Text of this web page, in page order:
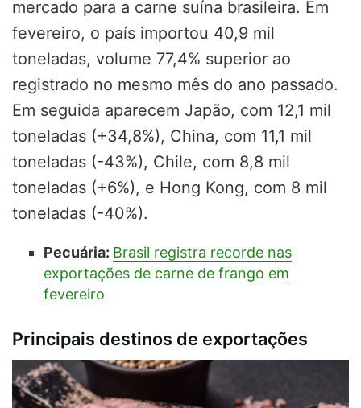
mercado para a carne suína brasileira. Em
fevereiro, o país importou 40,9 mil
toneladas, volume 77,4% superior ao
registrado no mesmo mês do ano passado.
Em seguida aparecem Japão, com 12,1 mil
toneladas (+34,8%), China, com 11,1 mil
toneladas (-43%), Chile, com 8,8 mil
toneladas (+6%), e Hong Kong, com 8 mil
toneladas (-40%).
Pecuária: Brasil registra recorde nas
exportações de carne de frango em
fevereiro
Principais destinos de exportações